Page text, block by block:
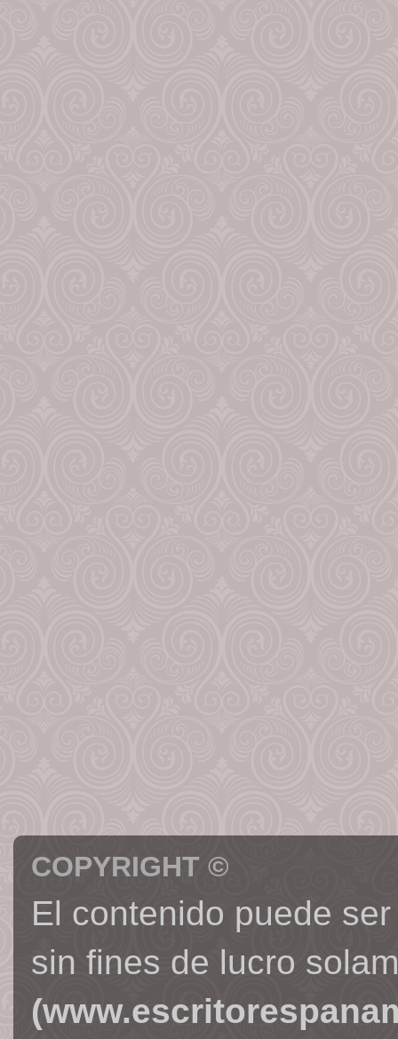
COPYRIGHT ©
El contenido puede
sin fines de lucro